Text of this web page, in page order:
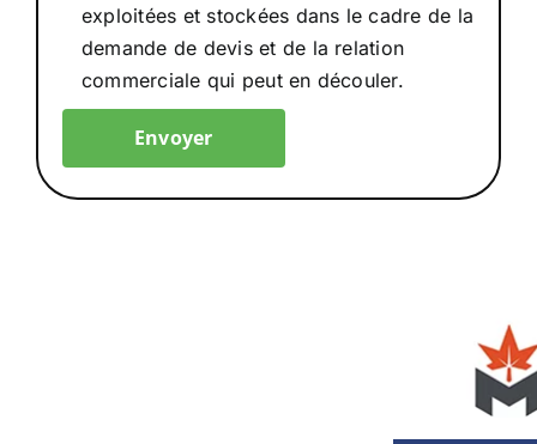
exploitées et stockées dans le cadre de la
demande de devis et de la relation
commerciale qui peut en découler.